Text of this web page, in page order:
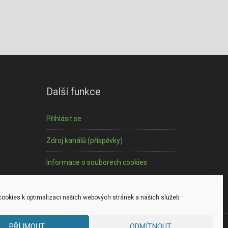
k optimalizaci našich webových stránek a našich služeb.
Další funkce
Přihlásit se
Zdroj kanálů (příspěvky)
Informace o souborech cookies